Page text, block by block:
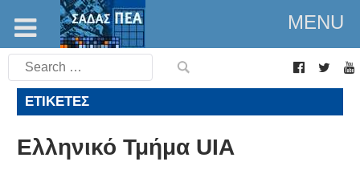
MENU
Search
for:
ΕΤΙΚΈΤΕΣ
Ελληνικό Τμήμα UIA